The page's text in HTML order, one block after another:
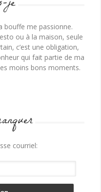
bouffe me passionne.
ou à la maison, seule
c’est une obligation,
qui fait partie de ma
moins bons moments.
courriel: